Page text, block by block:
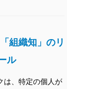
組織知」のリ
ル
は、特定の個人が